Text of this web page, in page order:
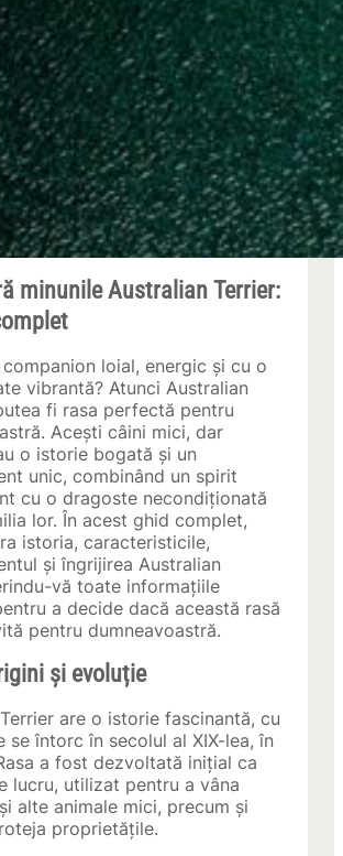
minunile Australian Terrier:
loial, energic și cu o
vibrantă? Atunci Australian
fi rasa perfectă pentru
Acești câini mici, dar
o istorie bogată și un
unic, combinând un spirit
cu o dragoste necondiționată
lor. În acest ghid complet,
istoria, caracteristicile,
și îngrijirea Australian
vă toate informațiile
a decide dacă această rasă
pentru dumneavoastră.
și evoluție
are o istorie fascinantă, cu
se întorc în secolul al XIX-lea, în
a fost dezvoltată inițial ca
lucru, utilizat pentru a vâna
alte animale mici, precum și
proprietățile.